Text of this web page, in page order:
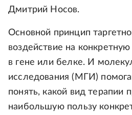
Дмитрий Носов.
Основной принцип
воздействие на
в гене или белке. И
исследования (МГИ)
понять, какой вид терапии
наибольшую пользу